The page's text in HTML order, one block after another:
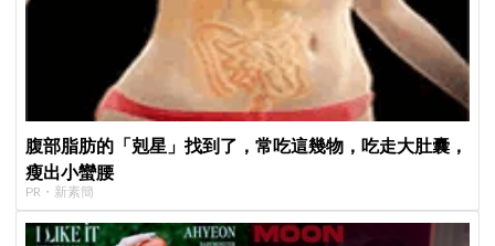
腹部脂肪的「剋星」找到了，常吃這幾物，吃走大肚囊，
瘦出小蠻腰
PR・新素簡